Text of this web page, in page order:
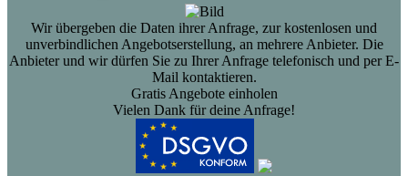
Wir übergeben die Daten ihrer Anfrage, zur kostenlosen und
unverbindlichen Angebotserstellung, an mehrere Anbieter. Die
Anbieter und wir dürfen Sie zu Ihrer Anfrage telefonisch und per E-
Mail kontaktieren.
Gratis Angebote einholen
Vielen Dank für deine Anfrage!